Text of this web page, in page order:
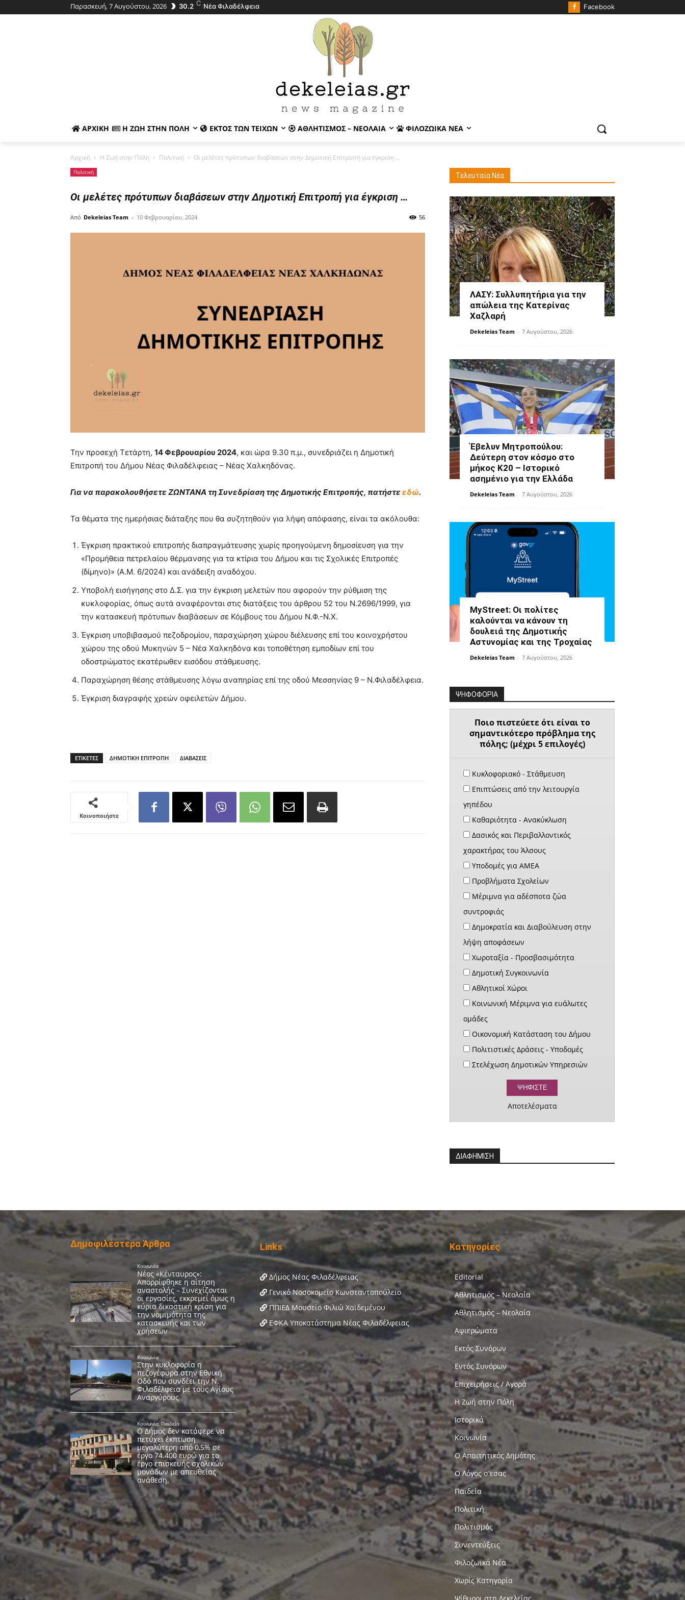
Παρασκευή, 7 Αυγούστου, 2026 30.2 C Νέα Φιλαδέλφεια Facebook
ΑΡΧΙΚΉ Η ΖΩΉ ΣΤΗΝ ΠΌΛΗ ΕΚΤΌΣ ΤΩΝ ΤΕΙΧΏΝ ΑΘΛΗΤΙΣΜΌΣ – ΝΕΟΛΑΊΑ ΦΙΛΟΖΩΙΚΆ ΝΈΑ
Αρχική Η Ζωή στην Πόλη Πολιτική Οι μελέτες πρότυπων διαβάσεων στην Δημοτική Επιτροπή για έγκριση …
Πολιτική
Οι μελέτες πρότυπων διαβάσεων στην Δημοτική Επιτροπή για έγκριση …
Από Dekeleias Team - 10 Φεβρουαρίου, 2024 56
Την προσεχή Τετάρτη, 14 Φεβρουαρίου 2024, και ώρα 9.30 π.μ., συνεδριάζει η Δημοτική
Επιτροπή του Δήμου Νέας Φιλαδέλφειας – Νέας Χαλκηδόνας.
Για να παρακολουθήσετε ΖΩΝΤΑΝΑ τη Συνεδρίαση της Δημοτικής Επιτροπής, πατήστε εδώ.
Τα θέματα της ημερήσιας διάταξης που θα συζητηθούν για λήψη απόφασης, είναι τα ακόλουθα:
Έγκριση πρακτικού επιτροπής διαπραγμάτευσης χωρίς προηγούμενη δημοσίευση για την
«Προμήθεια πετρελαίου θέρμανσης για τα κτίρια του Δήμου και τις Σχολικές Επιτροπές
(δίμηνο)» (Α.Μ. 6/2024) και ανάδειξη αναδόχου.
Υποβολή εισήγησης στο Δ.Σ. για την έγκριση μελετών που αφορούν την ρύθμιση της
κυκλοφορίας, όπως αυτά αναφέρονται στις διατάξεις του άρθρου 52 του Ν.2696/1999, για
την κατασκευή πρότυπων διαβάσεων σε Κόμβους του Δήμου Ν.Φ.-Ν.Χ.
Έγκριση υποβιβασμού πεζοδρομίου, παραχώρηση χώρου διέλευσης επί του κοινοχρήστου
χώρου της οδού Μυκηνών 5 – Νέα Χαλκηδόνα και τοποθέτηση εμποδίων επί του
οδοστρώματος εκατέρωθεν εισόδου στάθμευσης.
Παραχώρηση θέσης στάθμευσης λόγω αναπηρίας επί της οδού Μεσσηνίας 9 – Ν.Φιλαδέλφεια.
Έγκριση διαγραφής χρεών οφειλετών Δήμου.
ΕΤΙΚΕΤΕΣ ΔΗΜΟΤΙΚΗ ΕΠΙΤΡΟΠΗ ΔΙΑΒΑΣΕΙΣ
Κοινοποιήστε
Τελευταία Νέα
ΛΑΣΥ: Συλλυπητήρια για την
απώλεια της Κατερίνας
Χαζλαρή
Dekeleias Team - 7 Αυγούστου, 2026
Έβελυν Μητροπούλου:
Δεύτερη στον κόσμο στο
μήκος Κ20 – Ιστορικό
ασημένιο για την Ελλάδα
Dekeleias Team - 7 Αυγούστου, 2026
MyStreet: Οι πολίτες
καλούνται να κάνουν τη
δουλειά της Δημοτικής
Αστυνομίας και της Τροχαίας
Dekeleias Team - 7 Αυγούστου, 2026
ΨΗΦΟΦΟΡΙΑ
Ποιο πιστεύετε ότι είναι το
σημαντικότερο πρόβλημα της
πόλης; (μέχρι 5 επιλογές)
Κυκλοφοριακό - Στάθμευση
Επιπτώσεις από την λειτουργία
γηπέδου
Καθαριότητα - Ανακύκλωση
Δασικός και Περιβαλλοντικός
χαρακτήρας του Άλσους
Υποδομές για ΑΜΕΑ
Προβλήματα Σχολείων
Μέριμνα για αδέσποτα ζώα
συντροφιάς
Δημοκρατία και Διαβούλευση στην
λήψη αποφάσεων
Χωροταξία - Προσβασιμότητα
Δημοτική Συγκοινωνία
Αθλητικοί Χώροι
Κοινωνική Μέριμνα για ευάλωτες
ομάδες
Οικονομική Κατάσταση του Δήμου
Πολιτιστικές Δράσεις - Υποδομές
Στελέχωση Δημοτικών Υπηρεσιών
Αποτελέσματα
ΔΙΑΦΗΜΙΣΗ
Δημοφιλέστερα Άρθρα Links
Δήμος Νέας Φιλαδέλφειας
Γενικό Νοσοκομείο Κωνσταντοπούλειο
ΠΠΙΕΔ Μουσείο Φιλιώ Χαϊδεμένου
ΕΦΚΑ Υποκατάστημα Νέας Φιλαδέλφειας
Κατηγορίες
Editorial
Αθλητισμός – Νεολαία
Αθλητισμός – Νεολαία
Αφιερώματα
Εκτός Συνόρων
Εντός Συνόρων
Επιχειρήσεις / Αγορά
Η Ζωή στην Πόλη
Ιστορικά
Κοινωνία
Ο Απαιτητικός Δημότης
Ο Λόγος σ'εσας
Παιδεία
Πολιτική
Πολιτισμός
Συνεντεύξεις
Φιλοζωικά Νέα
Χωρίς Κατηγορία